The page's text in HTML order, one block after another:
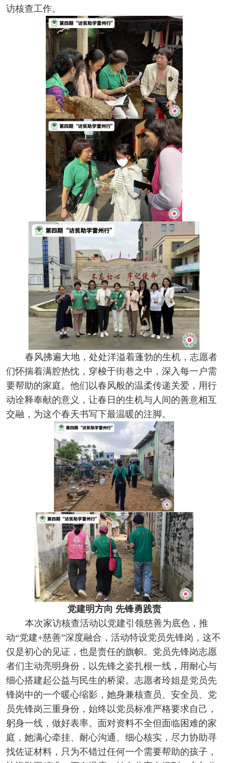
访核查工作。
春风拂遍大地，处处洋溢着蓬勃的生机，志愿者
们怀揣着满腔热忱，穿梭于街巷之中，深入每一户需
要帮助的家庭。他们以春风般的温柔传递关爱，用行
动诠释奉献的意义，让春日的生机与人间的善意相互
交融，为这个春天书写下最温暖的注脚。
党建明方向 先锋勇践责
本次家访核查活动以党建引领慈善为底色，推
动“党建+慈善”深度融合，活动特设党员先锋岗，这不
仅是初心的见证，也是责任的旗帜。党员先锋岗志愿
者们主动亮明身份，以先锋之姿扎根一线，用耐心与
细心搭建起公益与民生的桥梁。志愿者玲姐是党员先
锋岗中的一个暖心缩影，她身兼核查员、安全员、党
员先锋岗三重身份，始终以党员标准严格要求自己，
躬身一线，做好表率。面对资料不全但面临困难的家
庭，她满心牵挂、耐心沟通、细心核实，尽力协助寻
找佐证材料，只为不错过任何一个需要帮助的孩子，